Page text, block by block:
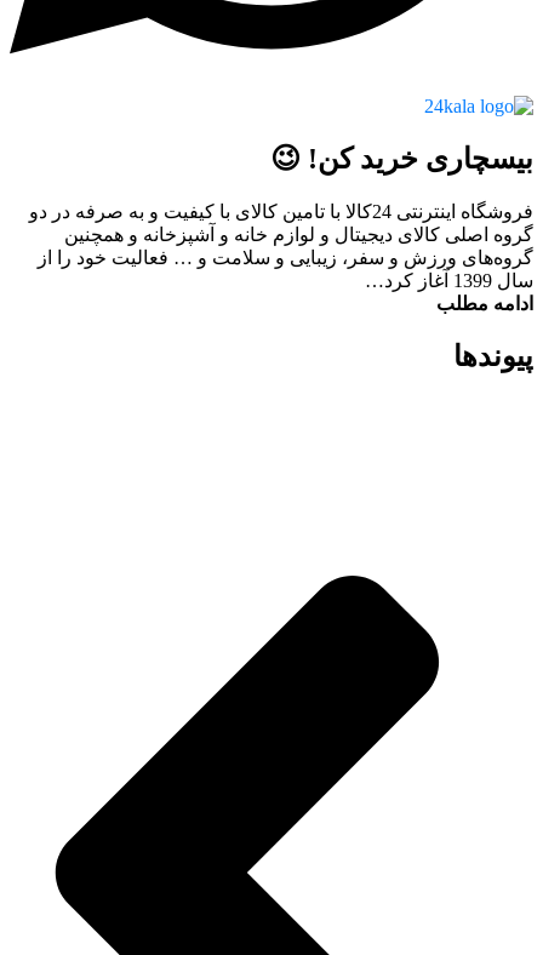
بیسچاری خرید کن! 😉
فروشگاه اینترنتی 24کالا با تامین کالای با کیفیت و به صرفه در دو
گروه اصلی کالای دیجیتال و لوازم خانه و آشپزخانه و همچنین
گروه‌های ورزش و سفر، زیبایی و سلامت و … فعالیت خود را از
سال 1399 آغاز کرد…
ادامه مطلب
پیوند‌ها